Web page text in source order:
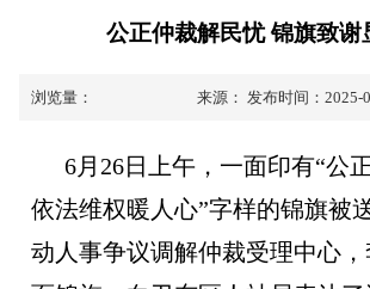
公正仲裁解民忧 锦旗致谢
来源： 发布时间：2025-
浏览量：
6月26日上午，一面印有“公
依法维权暖人心”字样的锦旗被
动人事争议调解仲裁受理中心